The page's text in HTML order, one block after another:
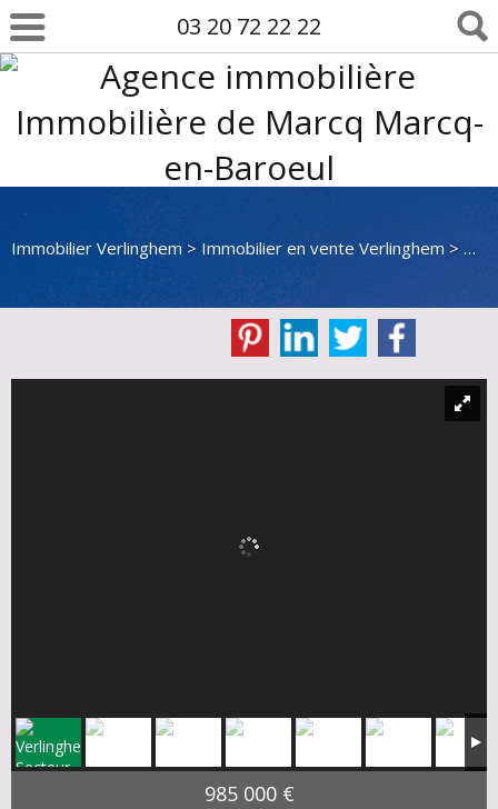
03 20 72 22 22
Immobilier Verlinghem > Immobilier en vente Verlinghem >
985 000 €